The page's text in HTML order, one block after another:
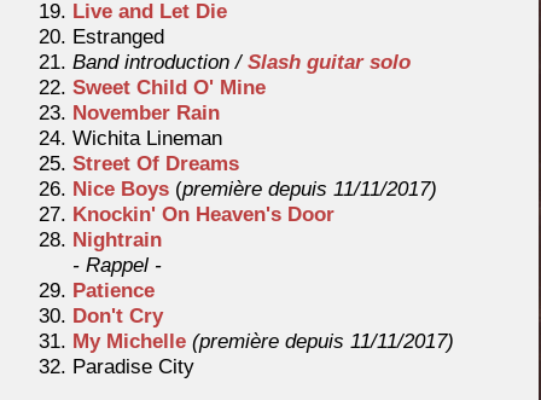
Live and Let Die
Estranged
Band introduction / Slash guitar solo
Sweet Child O' Mine
November Rain
Wichita Lineman
Street Of Dreams
Nice Boys (première depuis 11/11/2017)
Knockin' On Heaven's Door
Nightrain
- Rappel -
Patience
Don't Cry
My Michelle (première depuis 11/11/2017)
Paradise City